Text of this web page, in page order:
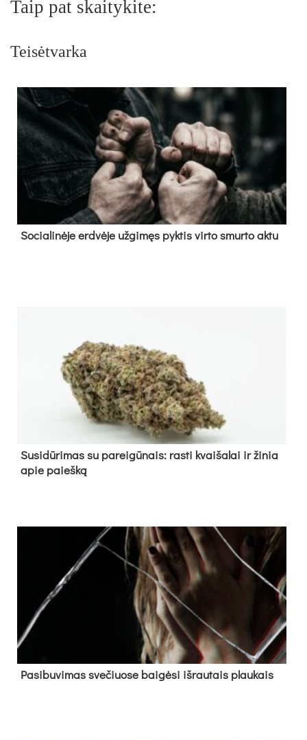
Taip pat skaitykite:
Teisėtvarka
So­cia­li­nė­je erd­vė­je už­gi­męs pyk­tis vir­to smur­to ak­tu
Su­si­dū­ri­mas su pa­rei­gū­nais: ras­ti kvai­ša­lai ir ži­nia
apie paieš­ką
Pa­si­bu­vi­mas sve­čiuo­se bai­gė­si iš­rau­tais plau­kais